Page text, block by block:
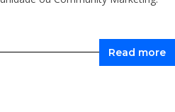
Read more